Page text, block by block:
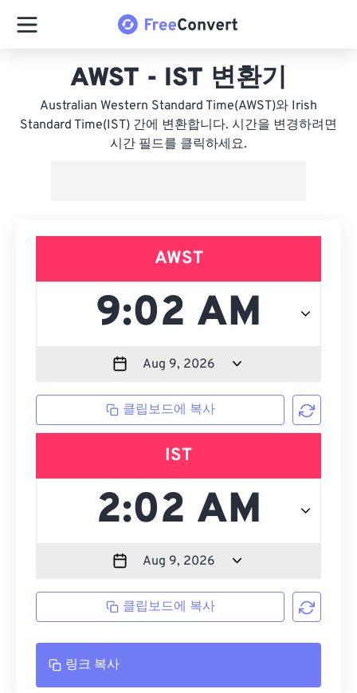
AWST - IST 변환기
Australian Western Standard Time(AWST)와 Irish
Standard Time(IST) 간에 변환합니다. 시간을 변경하려면
시간 필드를 클릭하세요.
AWST
클립보드에 복사
IST
클립보드에 복사
링크 복사